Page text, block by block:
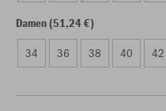
Damen (51,24 €)
34 36 38 40 42